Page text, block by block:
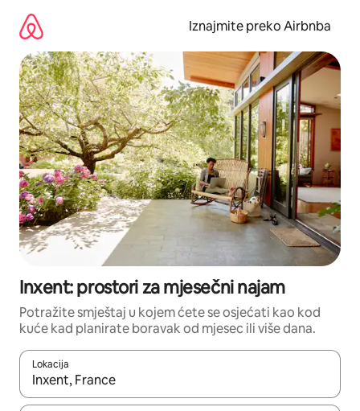
sadržaj
Iznajmite preko Airbnba
Inxent: prostori za mjesečni najam
Potražite smještaj u kojem ćete se osjećati kao kod
kuće kad planirate boravak od mjesec ili više dana.
Lokacija
Kada budu dostupni rezultati, moći ćete ih pregledati